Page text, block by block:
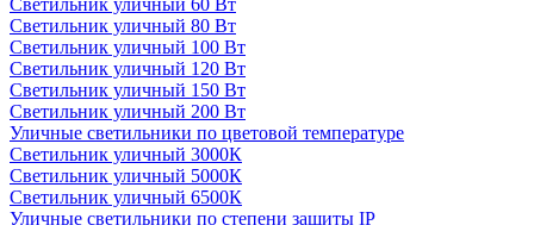
Светильник уличный 60 Вт
Светильник уличный 80 Вт
Светильник уличный 100 Вт
Светильник уличный 120 Вт
Светильник уличный 150 Вт
Светильник уличный 200 Вт
Уличные светильники по цветовой температуре
Cветильник уличный 3000К
Cветильник уличный 5000К
Cветильник уличный 6500К
Уличные светильники по степени защиты IP